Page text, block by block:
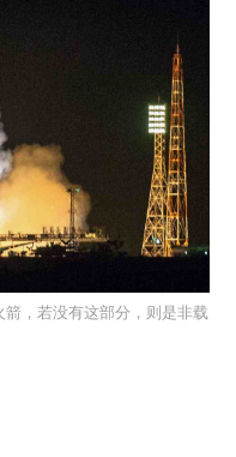
，若没有这部分，则是非载